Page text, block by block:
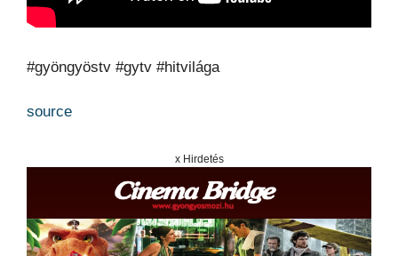
#gyöngyöstv #gytv #hitvilága
source
x Hirdetés